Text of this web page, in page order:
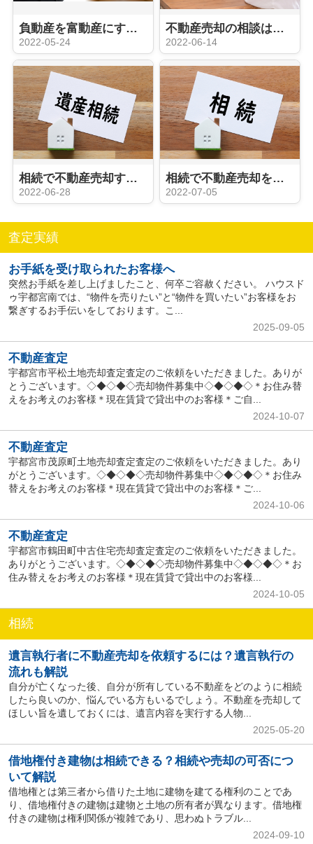
負動産を富動産にするポイントとは？不動産売却につながる方法も解説！
2022-05-24
不動産売却の相談はどこにすれば良い？気になる相続時の窓口や費用もご紹介！
2022-06-14
相続で不動産売却する際の注意点とは？媒介契約の種類もご紹介
2022-06-28
相続で不動産売却をした際にかかる税金の種類とは？節税対策もご紹介
2022-07-05
査定実績
お手紙を受け取られたお客様へ
突然お手紙を差し上げましたこと、何卒ご容赦ください。 ハウスド
ゥ宇都宮南では、“物件を売りたい”と“物件を買いたい”お客様をお
繋ぎするお手伝いをしております。こ...
2025-09-05
不動産査定
宇都宮市平松土地売却査定査定のご依頼をいただきました。ありが
とうございます。◇◆◇◆◇売却物件募集中◇◆◇◆◇＊お住み替
えをお考えのお客様＊現在賃貸で貸出中のお客様＊ご自...
2024-10-07
不動産査定
宇都宮市茂原町土地売却査定査定のご依頼をいただきました。あり
がとうございます。◇◆◇◆◇売却物件募集中◇◆◇◆◇＊お住み
替えをお考えのお客様＊現在賃貸で貸出中のお客様＊ご...
2024-10-06
不動産査定
宇都宮市鶴田町中古住宅売却査定査定のご依頼をいただきました。
ありがとうございます。◇◆◇◆◇売却物件募集中◇◆◇◆◇＊お
住み替えをお考えのお客様＊現在賃貸で貸出中のお客様...
2024-10-05
相続
遺言執行者に不動産売却を依頼するには？遺言執行の
流れも解説
自分が亡くなった後、自分が所有している不動産をどのように相続
したら良いのか、悩んでいる方もいるでしょう。不動産を売却して
ほしい旨を遺しておくには、遺言内容を実行する人物...
2025-05-20
借地権付き建物は相続できる？相続や売却の可否につ
いて解説
借地権とは第三者から借りた土地に建物を建てる権利のことであ
り、借地権付きの建物は建物と土地の所有者が異なります。借地権
付きの建物は権利関係が複雑であり、思わぬトラブル...
2024-09-10